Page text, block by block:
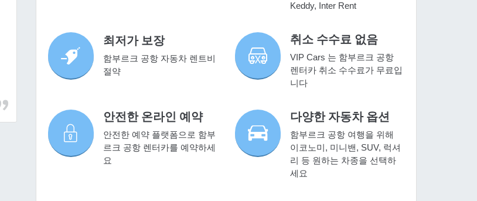
Keddy, Inter Rent
최저가 보장
함부르크 공항 자동차 렌트비
절약
취소 수수료 없음
VIP Cars 는 함부르크 공항
렌터카 취소 수수료가 무료입
니다
안전한 온라인 예약
안전한 예약 플랫폼으로 함부
르크 공항 렌터카를 예약하세
요
다양한 자동차 옵션
함부르크 공항 여행을 위해
이코노미, 미니밴, SUV, 럭셔
리 등 원하는 차종을 선택하
세요